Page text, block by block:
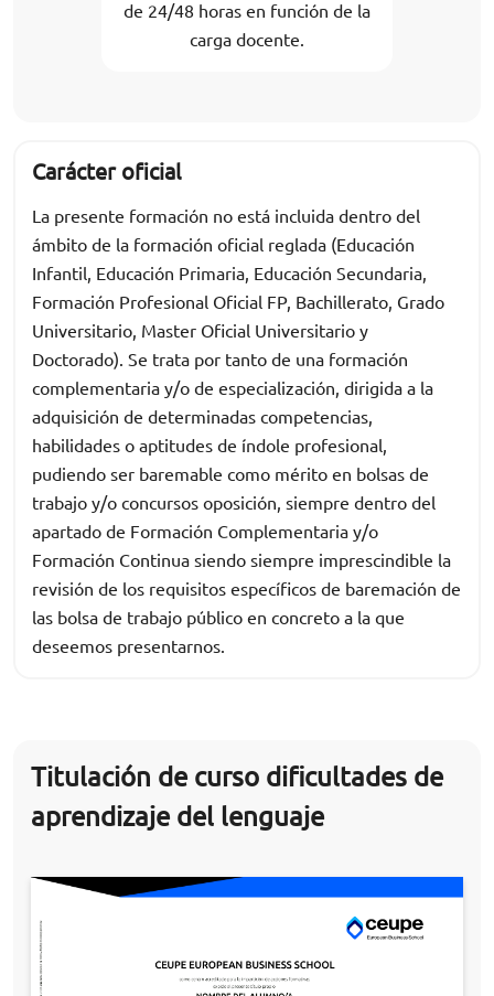
de 24/48 horas en función de la
carga docente.
Carácter oficial
La presente formación no está incluida dentro del
ámbito de la formación oficial reglada (Educación
Infantil, Educación Primaria, Educación Secundaria,
Formación Profesional Oficial FP, Bachillerato, Grado
Universitario, Master Oficial Universitario y
Doctorado). Se trata por tanto de una formación
complementaria y/o de especialización, dirigida a la
adquisición de determinadas competencias,
habilidades o aptitudes de índole profesional,
pudiendo ser baremable como mérito en bolsas de
trabajo y/o concursos oposición, siempre dentro del
apartado de Formación Complementaria y/o
Formación Continua siendo siempre imprescindible la
revisión de los requisitos específicos de baremación de
las bolsa de trabajo público en concreto a la que
deseemos presentarnos.
Titulación de curso dificultades de
aprendizaje del lenguaje